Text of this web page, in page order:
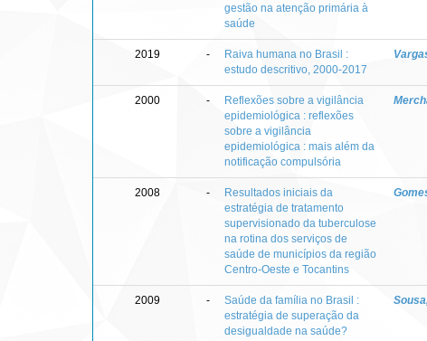
gestão na atenção primária à
saúde
2019 -
Raiva humana no Brasil :
estudo descritivo, 2000-2017
2000 -
Reflexões sobre a vigilância
epidemiológica : reflexões
sobre a vigilância
epidemiológica : mais além da
notificação compulsória
2008 -
Resultados iniciais da
estratégia de tratamento
supervisionado da tuberculose
na rotina dos serviços de
saúde de municípios da região
Centro-Oeste e Tocantins
2009 -
Saúde da família no Brasil :
estratégia de superação da
desigualdade na saúde?